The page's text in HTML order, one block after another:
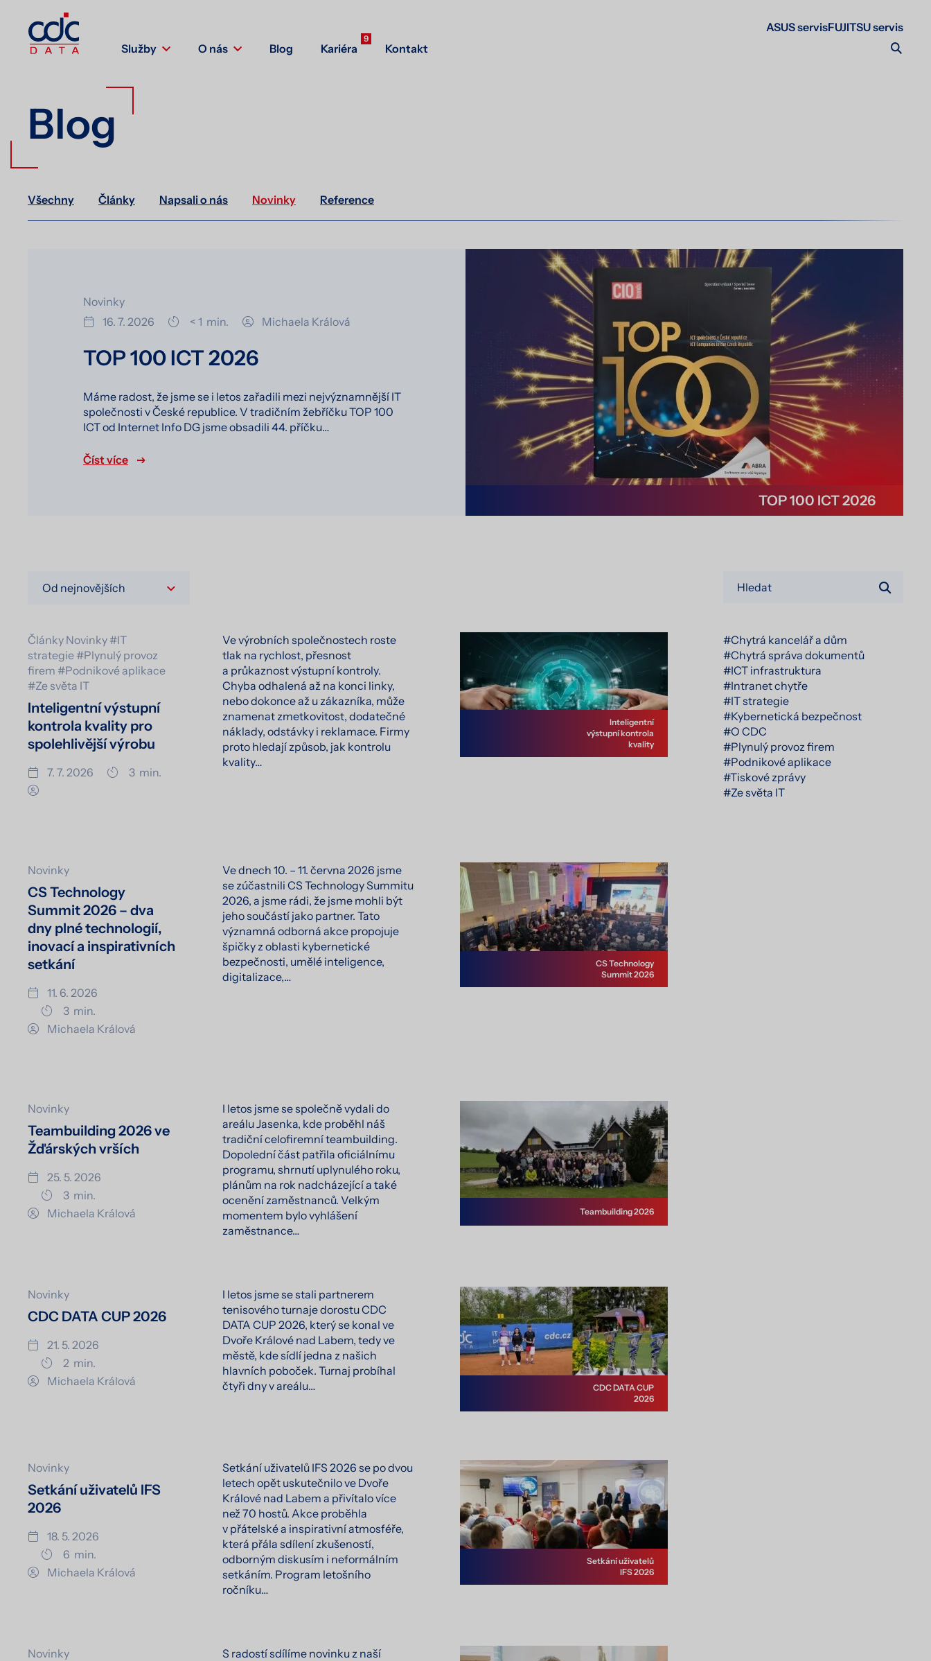
Služby O nás Blog
9
Kariéra Kontakt
ASUS servisFUJITSU servis
Blog
Všechny Články Napsali o nás Novinky Reference
Novinky
16. 7. 2026
< 1 min. Michaela Králová
TOP 100 ICT 2026
Máme radost, že jsme se i letos zařadili mezi nejvýznamnější IT
společnosti v České republice. V tradičním žebříčku TOP 100
ICT od Internet Info DG jsme obsadili 44. příčku…
Číst více
TOP 100 ICT 2026
Články Novinky #IT
strategie #Plynulý provoz
firem #Podnikové aplikace
#Ze světa IT
Inteligentní výstupní
kontrola kvality pro
spolehlivější výrobu
7. 7. 2026 3 min.
Ve výrobních společnostech roste
tlak na rychlost, přesnost
a průkaznost výstupní kontroly.
Chyba odhalená až na konci linky,
nebo dokonce až u zákazníka, může
znamenat zmetkovitost, dodatečné
náklady, odstávky i reklamace. Firmy
proto hledají způsob, jak kontrolu
kvality…
Inteligentní
výstupní kontrola
kvality
Novinky
CS Technology
Summit 2026 – dva
dny plné technologií,
inovací a inspirativních
setkání
11. 6. 2026
3 min.
Michaela Králová
Ve dnech 10. – 11. června 2026 jsme
se zúčastnili CS Technology Summitu
2026, a jsme rádi, že jsme mohli být
jeho součástí jako partner. Tato
významná odborná akce propojuje
špičky z oblasti kybernetické
bezpečnosti, umělé inteligence,
digitalizace,…
CS Technology
Summit 2026
Novinky
Teambuilding 2026 ve
Žďárských vrších
25. 5. 2026
3 min.
Michaela Králová
I letos jsme se společně vydali do
areálu Jasenka, kde proběhl náš
tradiční celofiremní teambuilding.
Dopolední část patřila oficiálnímu
programu, shrnutí uplynulého roku,
plánům na rok nadcházející a také
ocenění zaměstnanců. Velkým
momentem bylo vyhlášení
zaměstnance…
Teambuilding 2026
Novinky
CDC DATA CUP 2026
21. 5. 2026
2 min.
Michaela Králová
I letos jsme se stali partnerem
tenisového turnaje dorostu CDC
DATA CUP 2026, který se konal ve
Dvoře Králové nad Labem, tedy ve
městě, kde sídlí jedna z našich
hlavních poboček. Turnaj probíhal
čtyři dny v areálu…
CDC DATA CUP
2026
Novinky
Setkání uživatelů IFS
2026
18. 5. 2026
6 min.
Michaela Králová
Setkání uživatelů IFS 2026 se po dvou
letech opět uskutečnilo ve Dvoře
Králové nad Labem a přivítalo více
než 70 hostů. Akce proběhla
v přátelské a inspirativní atmosféře,
která přála sdílení zkušeností,
odborným diskusím i neformálním
setkáním. Program letošního
ročníku…
Setkání uživatelů
IFS 2026
Novinky
S radostí sdílíme novinku z naší
#Chytrá kancelář a dům
#Chytrá správa dokumentů
#ICT infrastruktura
#Intranet chytře
#IT strategie
#Kybernetická bezpečnost
#O CDC
#Plynulý provoz firem
#Podnikové aplikace
#Tiskové zprávy
#Ze světa IT